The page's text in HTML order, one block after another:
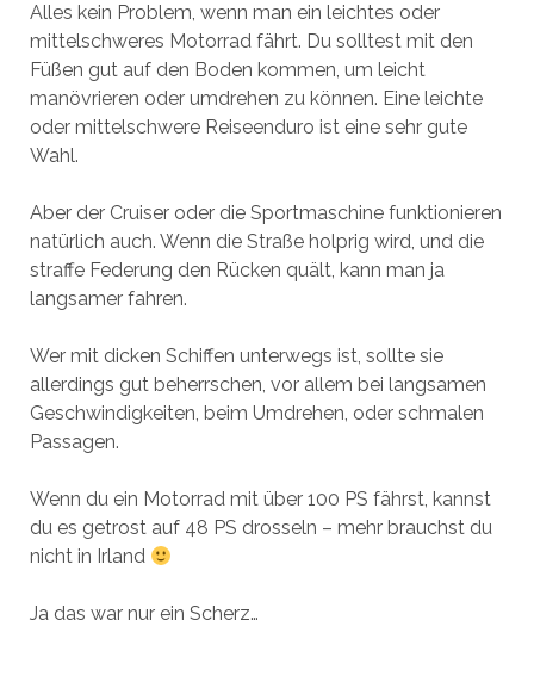
Alles kein Problem, wenn man ein leichtes oder
mittelschweres Motorrad fährt. Du solltest mit den
Füßen gut auf den Boden kommen, um leicht
manövrieren oder umdrehen zu können. Eine leichte
oder mittelschwere Reiseenduro ist eine sehr gute
Wahl.
Aber der Cruiser oder die Sportmaschine funktionieren
natürlich auch. Wenn die Straße holprig wird, und die
straffe Federung den Rücken quält, kann man ja
langsamer fahren.
Wer mit dicken Schiffen unterwegs ist, sollte sie
allerdings gut beherrschen, vor allem bei langsamen
Geschwindigkeiten, beim Umdrehen, oder schmalen
Passagen.
Wenn du ein Motorrad mit über 100 PS fährst, kannst
du es getrost auf 48 PS drosseln – mehr brauchst du
nicht in Irland
Ja das war nur ein Scherz…